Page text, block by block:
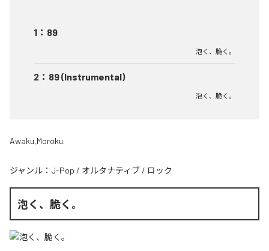
1 ： 89
泡く、脆く。
2 ： 89 (Instrumental)
泡く、脆く。
Awaku,Moroku.
ジャンル： J-Pop / オルタナティブ / ロック
泡く、脆く。